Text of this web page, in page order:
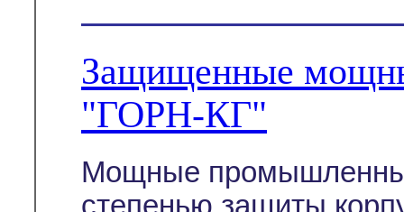
Защищенные
"ГОРН-КГ"
Мощные
степенью защиты